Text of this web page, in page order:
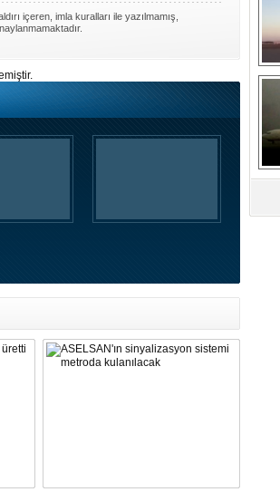
içeren, imla kuralları ile yazılmamış,